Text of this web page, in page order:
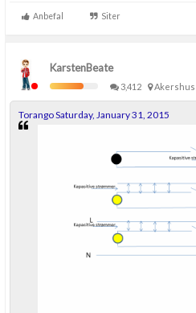
Anbefal Siter
KarstenBeate
3,412
Akershus
Torango Saturday, January 31, 2015